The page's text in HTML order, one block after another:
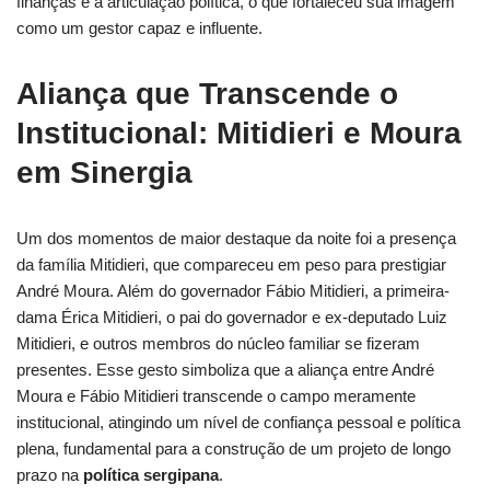
como um gestor capaz e influente.
Aliança que Transcende o
Institucional: Mitidieri e Moura
em Sinergia
Um dos momentos de maior destaque da noite foi a presença
da família Mitidieri, que compareceu em peso para prestigiar
André Moura. Além do governador Fábio Mitidieri, a primeira-
dama Érica Mitidieri, o pai do governador e ex-deputado Luiz
Mitidieri, e outros membros do núcleo familiar se fizeram
presentes. Esse gesto simboliza que a aliança entre André
Moura e Fábio Mitidieri transcende o campo meramente
institucional, atingindo um nível de confiança pessoal e política
plena, fundamental para a construção de um projeto de longo
prazo na política sergipana.